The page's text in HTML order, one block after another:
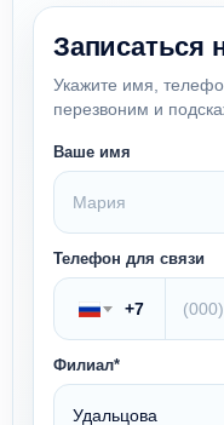
Записаться
Укажите имя,
перезвоним и
Ваше имя
Телефон для связи
+7
Филиал*